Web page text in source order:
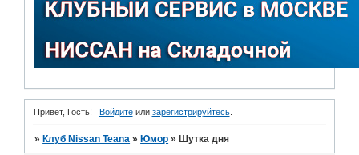
Привет, Гость! Войдитеили зарегистрируйтесь.
» Клуб Nissan Teana » Юмор » Шутка дня